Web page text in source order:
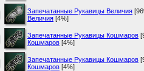
Запечатанные Рукавицы Величия
Величия [4%]
Запечатанные Рукавицы Кошмаров
Кошмаров [4%]
Запечатанные Рукавицы Кошмаров
Кошмаров [4%]